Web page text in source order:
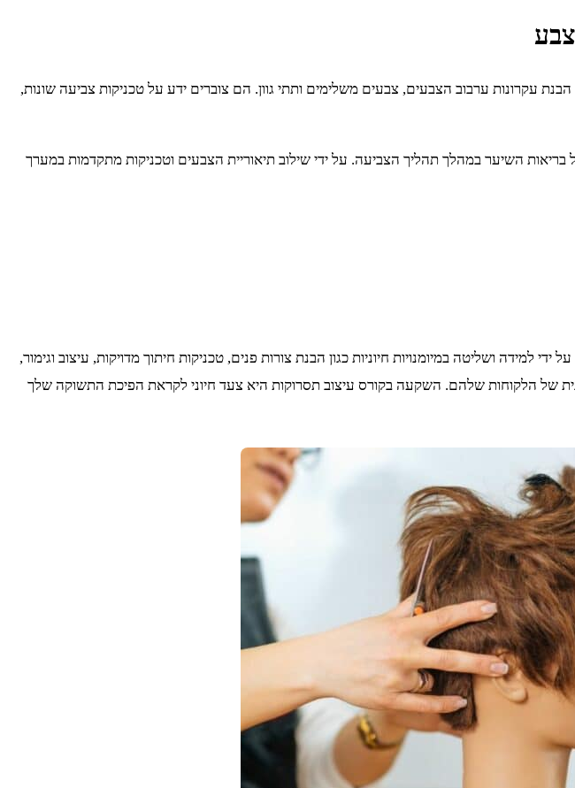
עקרונות ערבוב הצבעים, צבעים משלימים ותתי גוון. הם צוברים ידע על טכניקות צביעה שונות,
השיער במהלך תהליך הצביעה. על ידי שילוב תיאוריית הצבעים וטכניקות מתקדמות במערך
ושליטה במיומנויות חיוניות כגון הבנת צורות פנים, טכניקות חיתוך מדויקות, עיצוב וגימור,
של הלקוחות שלהם. השקעה בקורס עיצוב תסרוקות היא צעד חיוני לקראת הפיכת התשוקה שלך